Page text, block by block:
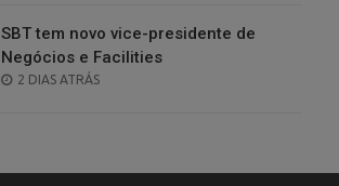
SBT tem novo vice-presidente de
Negócios e Facilities
POSTED
2 DIAS ATRÁS